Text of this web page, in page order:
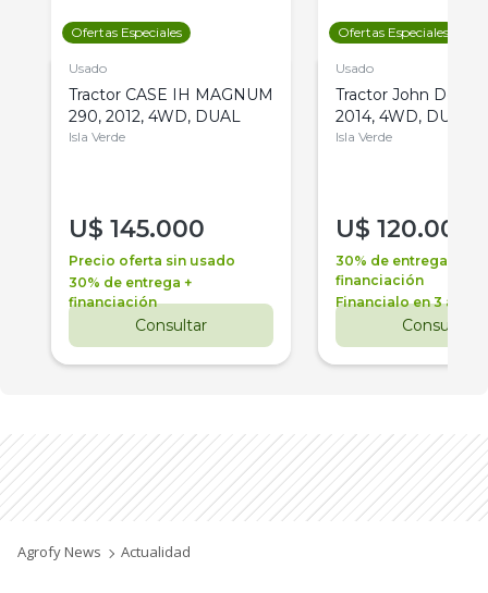
Ofertas Especiales
Usado
Tractor CASE IH MAGNUM
290, 2012, 4WD, DUAL
Isla Verde
U$ 145.000
Precio oferta sin usado
30% de entrega +
financiación
Consultar
Ofertas Especiales
Usado
Tractor John Deere
2014, 4WD, DUAL
Isla Verde
U$ 120.000
30% de entrega +
financiación
Financialo en 3 años
Consultar
Agrofy News Actualidad